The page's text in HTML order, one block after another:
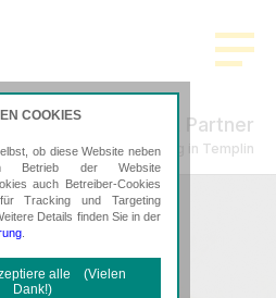
Schmidt & Partner
Steuerberatung in Templin
COOKIES
ob diese Website neben
Betrieb der Website
auch Betreiber-Cookies
Tracking und Targeting
Details finden Sie in der
alle (Vielen
Dank!)